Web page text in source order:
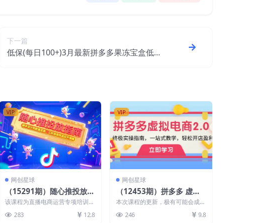
下一篇
低保(每日100+)3月最新拼多多果冻宝盒低价
VIP
网创星球
（15291期）随心推投放指
南，脚本设计加数据监测，
三阶段自然流拉升策略
该课程为直播电商运营专项培训，
聚焦quot;随心推quot;投放技术，
涵盖基础到...
283 12.8
VIP
网创星球
（12453期）拼多多 虚拟
项目-2.0：终极实操指南，
一站式教学，轻松开店盈利
本次课程的更新，极有可能会成为
目前市面上最好，最全， 讲的知
识点最多，最有条理，...
246 9.8